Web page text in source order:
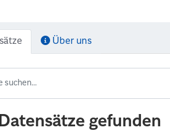
Über uns
gefunden